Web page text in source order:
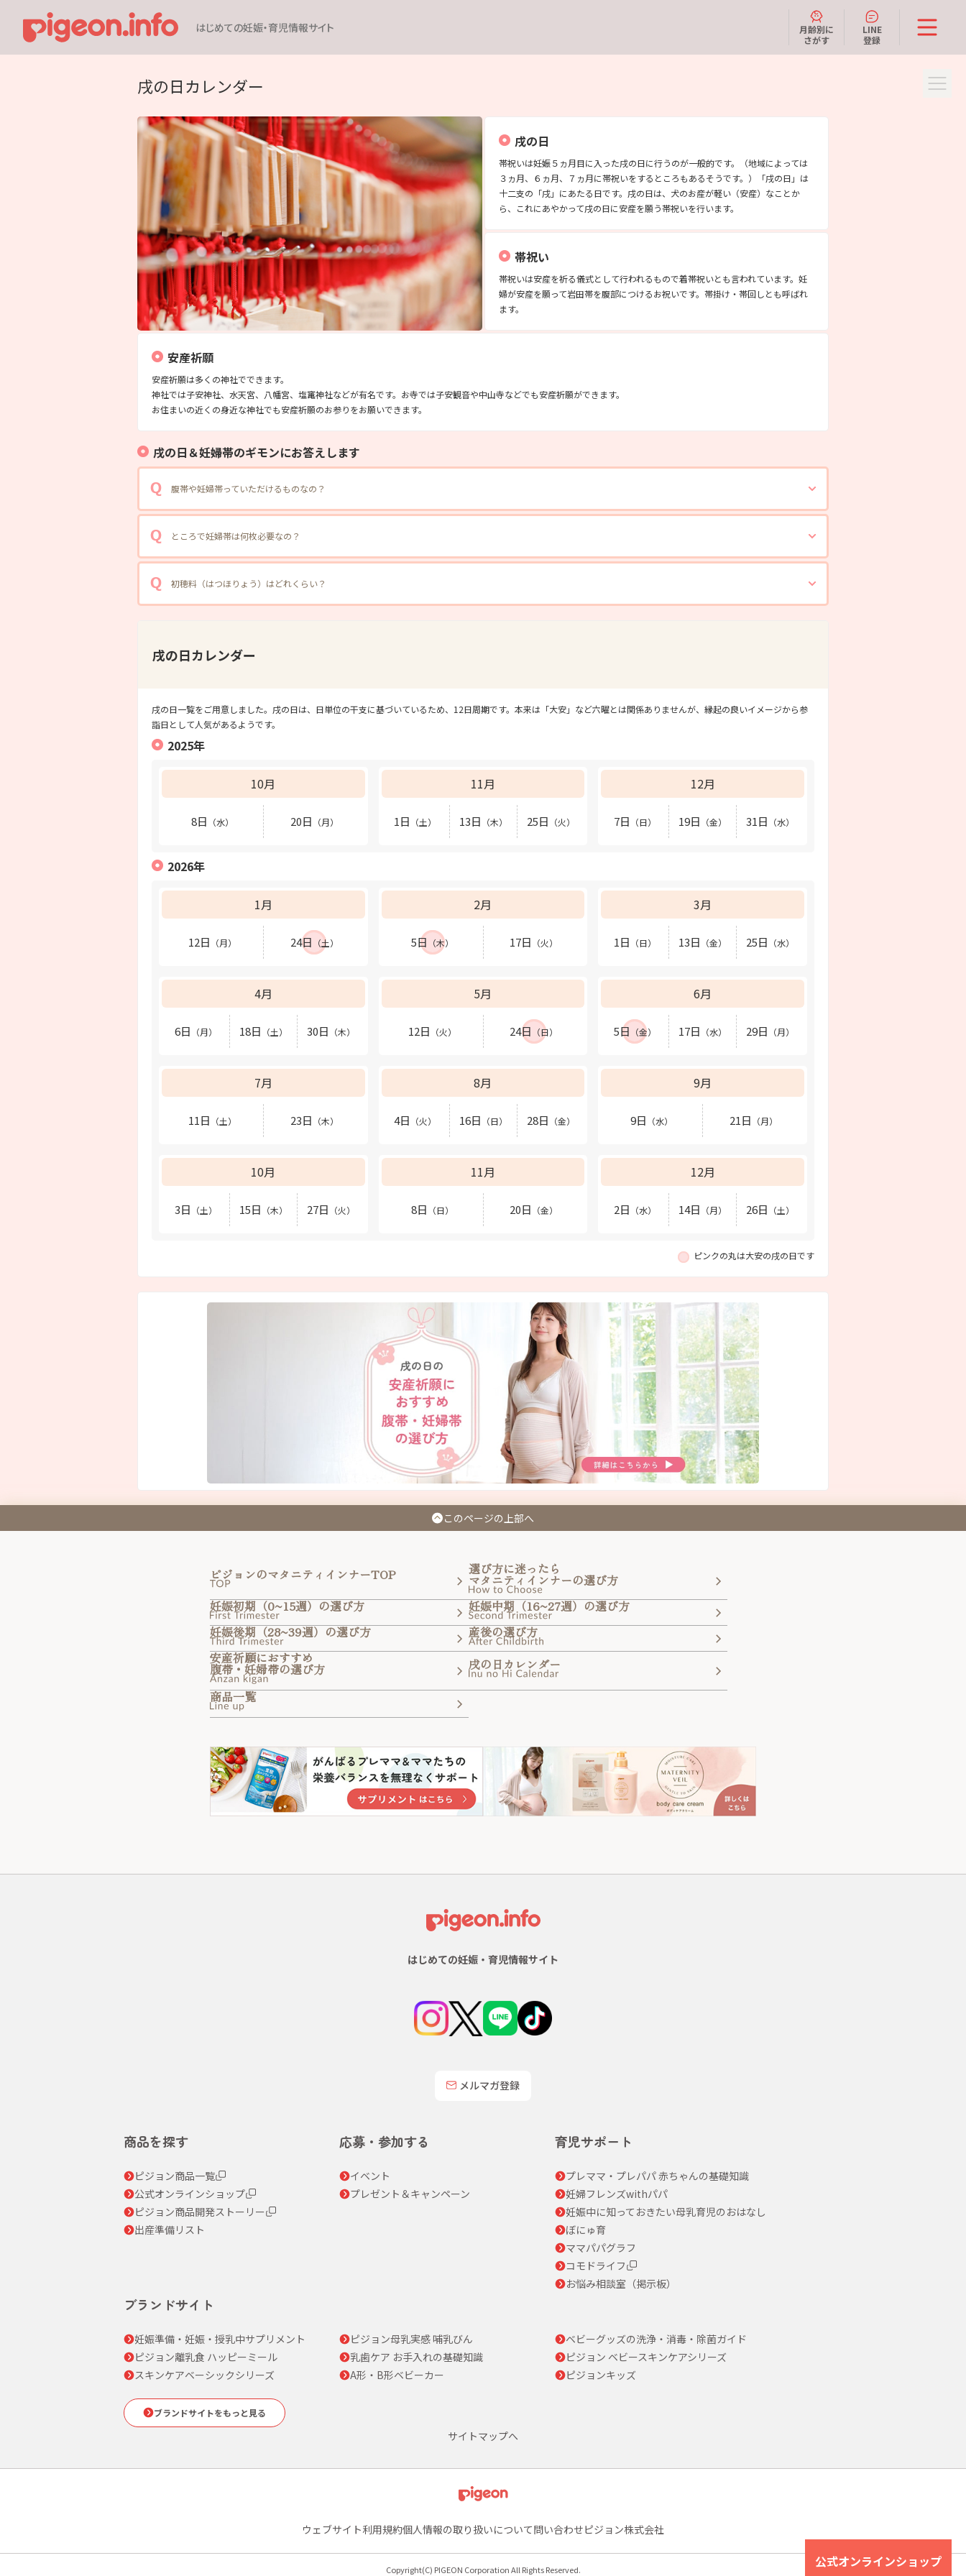
はじめての妊娠・育児情報サイト
月齢別に
さがす
LINE
登録
戌の日カレンダー
戌の日
帯祝いは妊娠５ヵ月目に入った戌の日に行うのが一般的です。（地域によっては
３ヵ月、６ヵ月、７ヵ月に帯祝いをするところもあるそうです。）「戌の日」は
十二支の「戌」にあたる日です。戌の日は、犬のお産が軽い（安産）なことか
ら、これにあやかって戌の日に安産を願う帯祝いを行います。
帯祝い
帯祝いは安産を祈る儀式として行われるもので着帯祝いとも言われています。妊
婦が安産を願って岩田帯を腹部につけるお祝いです。帯掛け・帯回しとも呼ばれ
ます。
安産祈願
安産祈願は多くの神社でできます。
神社では子安神社、水天宮、八幡宮、塩竃神社などが有名です。お寺では子安観音や中山寺などでも安産祈願ができます。
お住まいの近くの身近な神社でも安産祈願のお参りをお願いできます。
戌の日＆妊婦帯のギモンにお答えします
腹帯や妊婦帯っていただけるものなの？
ところで妊婦帯は何枚必要なの？
初穂料（はつほりょう）はどれくらい？
戌の日カレンダー
戌の日一覧をご用意しました。戌の日は、日単位の干支に基づいているため、12日周期です。本来は「大安」など六曜とは関係ありませんが、縁起の良いイメージから参
詣日として人気があるようです。
2025年
10月
8日 （水） 20日 （月）
11月
1日 （土） 13日 （木） 25日 （火）
12月
7日 （日） 19日 （金） 31日 （水）
2026年
1月
12日 （月） 24日 （土）
2月
5日 （木） 17日 （火）
3月
1日 （日） 13日 （金） 25日 （水）
4月
6日 （月） 18日 （土） 30日 （木）
5月
12日 （火） 24日 （日）
6月
5日 （金） 17日 （水） 29日 （月）
7月
11日 （土） 23日 （木）
8月
4日 （火） 16日 （日） 28日 （金）
9月
9日 （水） 21日 （月）
10月
3日 （土） 15日 （木） 27日 （火）
11月
8日 （日） 20日 （金）
12月
2日 （水） 14日 （月） 26日 （土）
ピンクの丸は大安の戌の日です
公式オンラインショップ
このページの上部へ
ピジョンのマタニティインナーTOP 選び方に迷ったら
マタニティインナーの選び方
妊娠初期（0~15週）の選び方
妊娠中期（16~27週）の選び方
妊娠後期（28~39週）の選び方
産後の選び方
安産祈願におすすめ
腹帯・妊婦帯の選び方
戌の日カレンダー
商品一覧
はじめての妊娠・育児情報サイト
メルマガ登録
商品を探す
ピジョン商品一覧
公式オンラインショップ
ピジョン商品開発ストーリー
出産準備リスト
応募・参加する
イベント
プレゼント＆キャンペーン
育児サポート
プレママ・プレパパ 赤ちゃんの基礎知識
妊婦フレンズwithパパ
妊娠中に知っておきたい母乳育児のおはなし
ぼにゅ育
ママパパグラフ
コモドライフ
お悩み相談室（掲示板）
ブランドサイト
妊娠準備・妊娠・授乳中サプリメント ピジョン母乳実感 哺乳びん
ベビーグッズの洗浄・消毒・除菌ガイド
ピジョン離乳食 ハッピーミール
乳歯ケア お手入れの基礎知識
ピジョン ベビースキンケアシリーズ
スキンケアベーシックシリーズ
A形・B形ベビーカー ピジョンキッズ
ブランドサイトをもっと見る
サイトマップへ
ウェブサイト利用規約個人情報の取り扱いについて問い合わせピジョン株式会社
Copyright(C) PIGEON Corporation All Rights Reserved.